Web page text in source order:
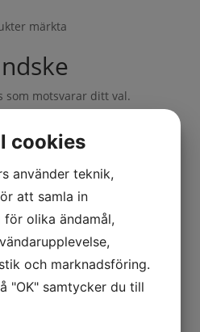
märkta
som motsvarar ditt val.
cookies
använder teknik,
att samla in
olika ändamål,
och marknadsföring.
"OK" samtycker du till